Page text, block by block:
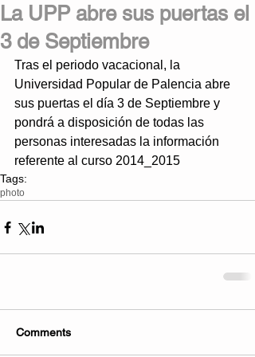
La UPP abre sus puertas el
3 de Septiembre
Tras el periodo vacacional, la
Universidad Popular de Palencia abre
sus puertas el día 3 de Septiembre y
pondrá a disposición de todas las
personas interesadas la información
referente al curso 2014_2015
Tags:
photo
Comments